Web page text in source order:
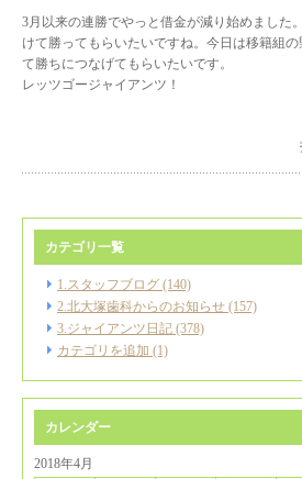
3月以来の連勝でやっと借金が減り始めました
けて勝ってもらいたいですね。今日は移籍組
て勝ちにつなげてもらいたいです。
レッツゴージャイアンツ！
カテゴリ一覧
1.スタッフブログ (140)
2.北大塚歯科からのお知らせ (157)
3.ジャイアンツ日記 (378)
カテゴリを追加 (1)
カレンダー
2018年4月